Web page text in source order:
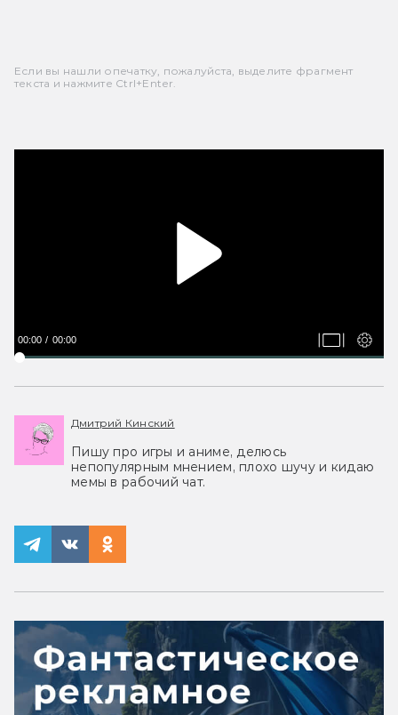
Если вы нашли опечатку, пожалуйста, выделите фрагмент
текста и нажмите Ctrl+Enter.
00:00 00:00
Дмитрий Кинский
Пишу про игры и аниме, делюсь
непопулярным мнением, плохо шучу и кидаю
мемы в рабочий чат.